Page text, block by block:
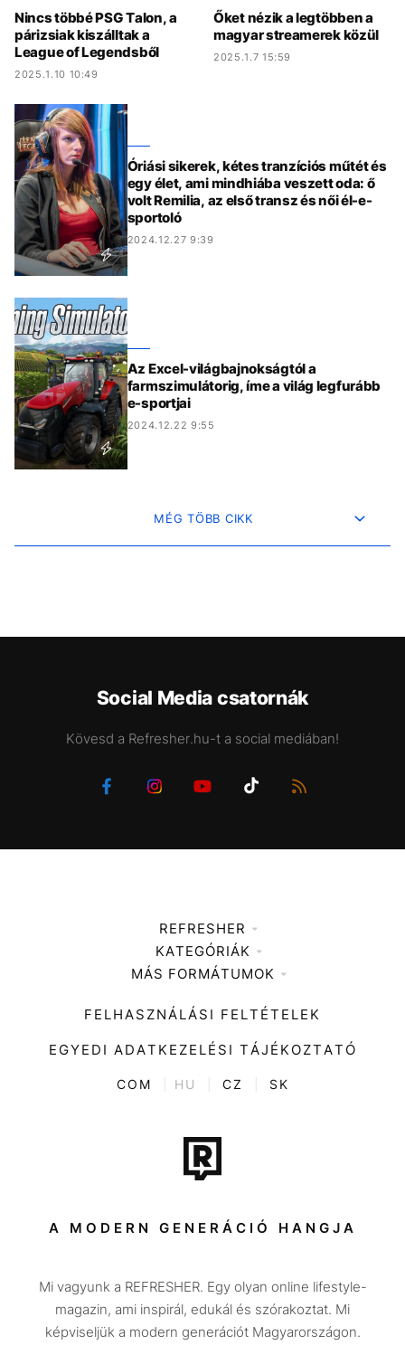
Nincs többé PSG Talon, a
párizsiak kiszálltak a
League of Legendsből
2025.1.10 10:49
Őket nézik a legtöbben a
magyar streamerek közül
2025.1.7 15:59
Óriási sikerek, kétes tranzíciós műtét és
egy élet, ami mindhiába veszett oda: ő
volt Remilia, az első transz és női él-e-
sportoló
2024.12.27 9:39
Az Excel-világbajnokságtól a
farmszimulátorig, íme a világ legfurább
e-sportjai
2024.12.22 9:55
MÉG TÖBB CIKK
Social Media csatornák
Kövesd a Refresher.hu-t a social mediában!
REFRESHER
Médiaajánlat
KATEGÓRIÁK
Zene
Divat
Kultúra
ENTR
Tech-Tudomány
Sport
Társadalom
Utazás
Életmód
MÁS FORMÁTUMOK
FELHASZNÁLÁSI FELTÉTELEK
EGYEDI ADATKEZELÉSI TÁJÉKOZTATÓ
COM HU CZ SK
A MODERN GENERÁCIÓ HANGJA
Mi vagyunk a REFRESHER. Egy olyan online lifestyle-
magazin, ami inspirál, edukál és szórakoztat. Mi
képviseljük a modern generációt Magyarországon.